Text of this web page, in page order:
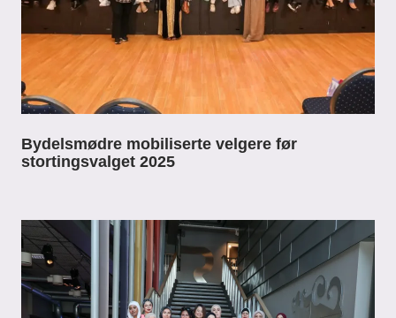
Bydelsmødre mobiliserte velgere før
stortingsvalget 2025